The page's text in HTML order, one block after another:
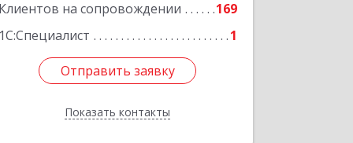
Клиентов на сопровождении
169
1С:Специалист
1
Отправить заявку
Показать контакты
Подробнее
Отправить заявку
Назад